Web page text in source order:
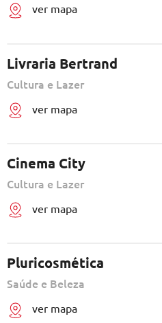
ver mapa
Livraria Bertrand
Cultura e Lazer
ver mapa
Cinema City
Cultura e Lazer
ver mapa
Pluricosmética
Saúde e Beleza
ver mapa